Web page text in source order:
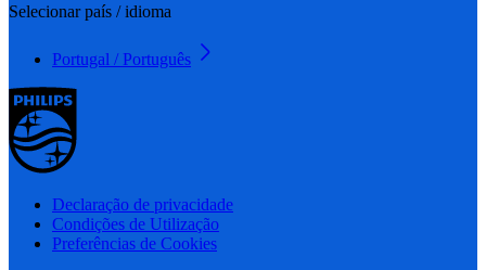
Selecionar país / idioma
Portugal / Português
Declaração de privacidade
Condições de Utilização
Preferências de Cookies